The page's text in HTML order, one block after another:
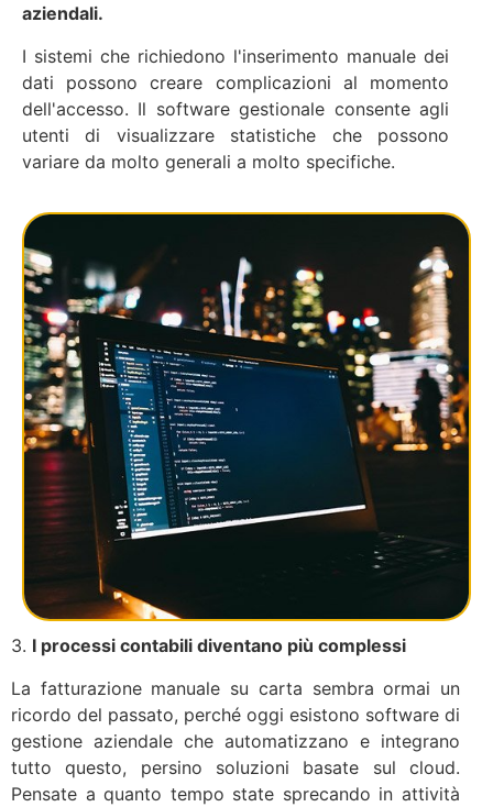
aziendali.
I sistemi che richiedono l'inserimento manuale dei
dati possono creare complicazioni al momento
dell'accesso. Il software gestionale consente agli
utenti di visualizzare statistiche che possono
variare da molto generali a molto specifiche.
3. I processi contabili diventano più complessi
La fatturazione manuale su carta sembra ormai un
ricordo del passato, perché oggi esistono software di
gestione aziendale che automatizzano e integrano
tutto questo, persino soluzioni basate sul cloud.
Pensate a quanto tempo state sprecando in attività